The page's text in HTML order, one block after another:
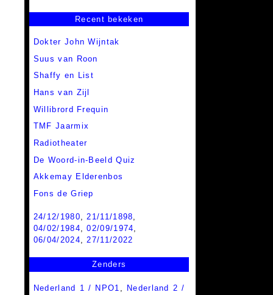
Recent bekeken
Dokter John Wijntak
Suus van Roon
Shaffy en List
Hans van Zijl
Willibrord Frequin
TMF Jaarmix
Radiotheater
De Woord-in-Beeld Quiz
Akkemay Elderenbos
Fons de Griep
24/12/1980,21/11/1898,
04/02/1984,02/09/1974,
06/04/2024,27/11/2022
Zenders
Nederland 1 / NPO1
Nederland 2 /